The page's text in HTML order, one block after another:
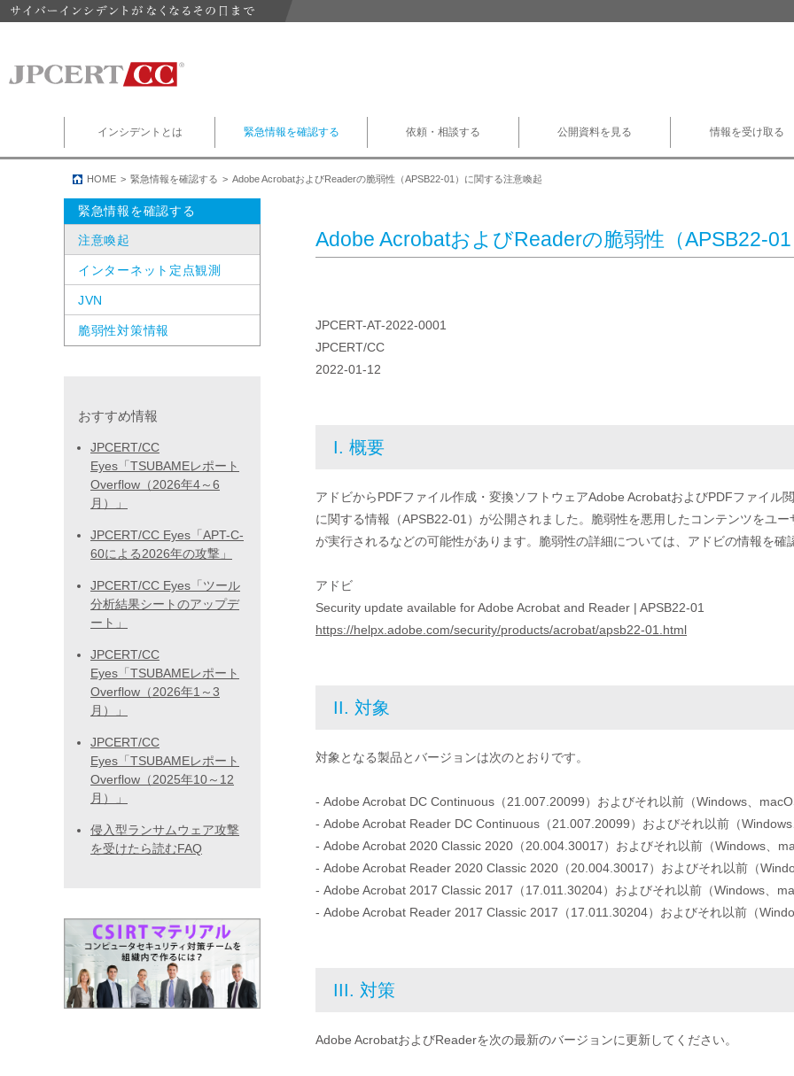
インシデントとは 緊急情報を確認する 依頼・相談する 公開資料を見る 情報を受け取る
HOME 緊急情報を確認する Adobe AcrobatおよびReaderの脆弱性（APSB22-01）に関する注意喚起
Adobe AcrobatおよびReaderの脆弱性（APSB22-
JPCERT-AT-2022-0001
JPCERT/CC
2022-01-12
I. 概要
アドビからPDFファイル作成・変換ソフトウェアAdobe AcrobatおよびPDFファイル
に関する情報（APSB22-01）が公開されました。脆弱性を悪用したコンテンツをユ
が実行されるなどの可能性があります。脆弱性の詳細については、アドビの情報を確
アドビ
Security update available for Adobe Acrobat and Reader | APSB22-01
https://helpx.adobe.com/security/products/acrobat/apsb22-01.html
II. 対象
対象となる製品とバージョンは次のとおりです。
- Adobe Acrobat DC Continuous（21.007.20099）およびそれ以前（Windows、
- Adobe Acrobat Reader DC Continuous（21.007.20099）およびそれ以前（Windows
- Adobe Acrobat 2020 Classic 2020（20.004.30017）およびそれ以前（Windows、
- Adobe Acrobat Reader 2020 Classic 2020（20.004.30017）およびそれ以前（
- Adobe Acrobat 2017 Classic 2017（17.011.30204）およびそれ以前（Windows、
- Adobe Acrobat Reader 2017 Classic 2017（17.011.30204）およびそれ以前（
III. 対策
Adobe AcrobatおよびReaderを次の最新のバージョンに更新してください。
緊急情報を確認する
注意喚起
インターネット定点観測
JVN
脆弱性対策情報
おすすめ情報
JPCERT/CC
Eyes「TSUBAMEレポート
Overflow（2026年4～6
月）」
JPCERT/CC Eyes「APT-C-
60による2026年の攻撃」
JPCERT/CC Eyes「ツール
分析結果シートのアップデ
ート」
JPCERT/CC
Eyes「TSUBAMEレポート
Overflow（2026年1～3
月）」
JPCERT/CC
Eyes「TSUBAMEレポート
Overflow（2025年10～12
月）」
侵入型ランサムウェア攻撃
を受けたら読むFAQ